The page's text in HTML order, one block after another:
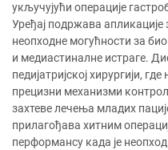
укључујући операције
Уређај подржава апликације
неопходне могућности за
и медиастиналне истраге.
педијатријској хирургији,
прецизни механизми
захтеве лечења младих
прилагођава хитним
перформансу када је